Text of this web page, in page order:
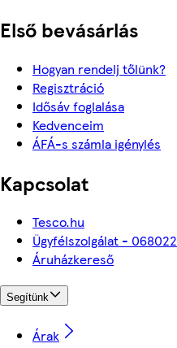
Első bevásárlás
Hogyan rendelj tőlünk?
Regisztráció
Idősáv foglalása
Kedvenceim
ÁFÁ-s számla igénylés
Kapcsolat
Tesco.hu
Ügyfélszolgálat -
Áruházkereső
Segítünk
Árak